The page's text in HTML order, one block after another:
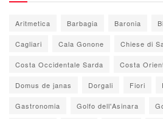
Aritmetica Barbagia Baronia
Cagliari Cala Gonone Chiese di
Costa Occidentale Sarda Costa
Domus de janas Dorgali Fiori
Gastronomia Golfo dell'Asinara